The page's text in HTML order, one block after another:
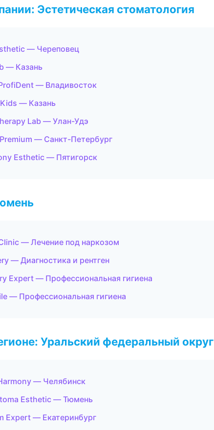
Эстетическая стоматология
— Череповец
— Казань
— Владивосток
— Казань
Lab — Улан-Удэ
— Санкт-Петербург
Esthetic — Пятигорск
— Лечение под наркозом
— Диагностика и рентген
Expert — Профессиональная гигиена
— Профессиональная гигиена
Уральский федеральный округ
— Челябинск
Esthetic — Тюмень
Expert — Екатеринбург